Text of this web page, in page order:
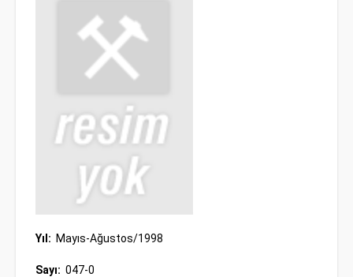
Yıl: Mayıs-Ağustos/1998
Sayı: 047-0